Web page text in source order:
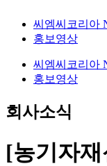
씨엠씨코리아
홍보영상
씨엠씨코리아
홍보영상
회사소식
[농기자재